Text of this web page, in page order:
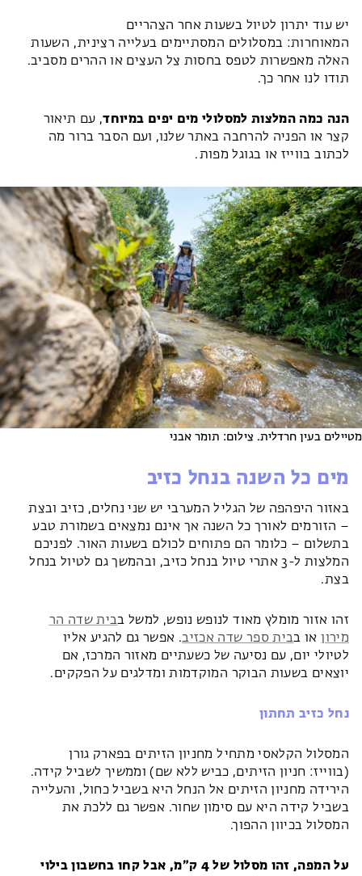
יש עוד יתרון לטיול בשעות אחר הצהריים
המאוחרות: במסלולים המסתיימים בעלייה רצינית, השעות
האלה מאפשרות לטפס בחסות צל העצים או ההרים מסביב.
תודו לנו אחר כך.
הנה כמה המלצות למסלולי מים יפים במיוחד, עם תיאור
קצר או הפניה להרחבה באתר שלנו, ועם הסבר ברור מה
לכתוב בווייז או בגוגל מפות.
מטיילים בעין חרדלית. צילום: תומר אבני
מים כל השנה בנחל כזיב
באזור היפהפה של הגליל המערבי יש שני נחלים, כזיב ובצת
– הזורמים לאורך כל השנה אך אינם נמצאים בשמורת טבע
בתשלום – כלומר הם פתוחים לכולם בשעות האור. לפניכם
המלצות ל-3 אתרי טיול בנחל כזיב, ובהמשך גם לטיול בנחל
בצת.
זהו אזור מומלץ מאוד לנופש נופש, למשל בבית שדה הר
מירוןאו בבית ספר שדה אכזיב. אפשר גם להגיע אליו
לטיולי יום, עם נסיעה של כשעתיים מאזור המרכז, אם
יוצאים בשעות הבוקר המוקדמות ומדלגים על הפקקים.
נחל כזיב תחתון
המסלול הקלאסי מתחיל מחניון הזיתים בפארק גורן
(בווייז: חניון הזיתים, כביש ללא שם) וממשיך לשביל קידה.
הירידה מחניון הזיתים אל הנחל היא בשביל כחול, והעלייה
בשביל קידה היא עם סימון שחור. אפשר גם ללכת את
המסלול בכיוון ההפוך.
על המפה, זהו מסלול של 4 ק״מ, אבל קחו בחשבון בילוי